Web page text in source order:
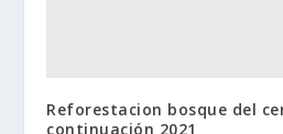
Reforestacion bosque del
continuación 2021